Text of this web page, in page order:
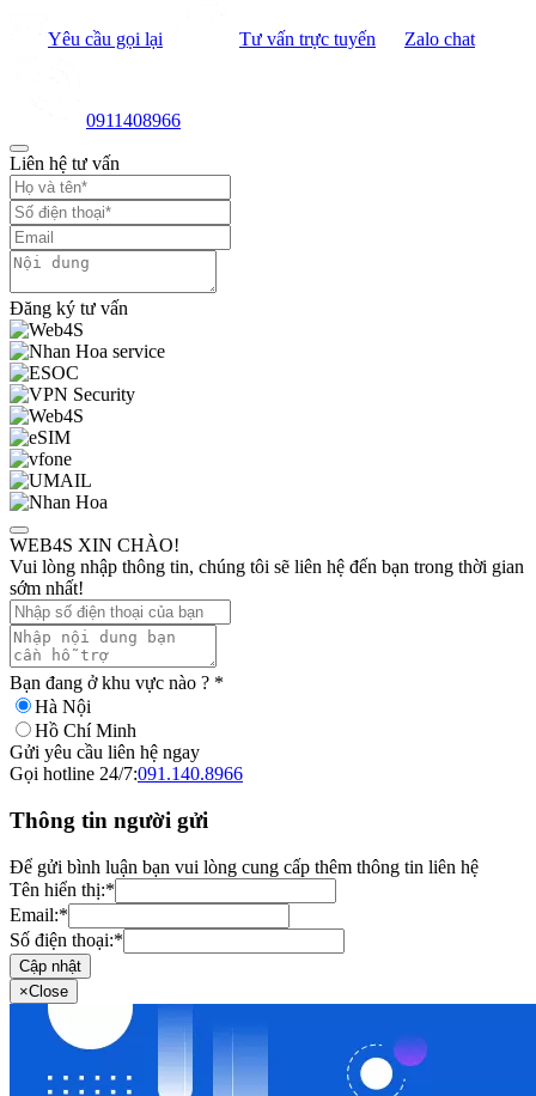
Yêu cầu gọi lại Tư vấn trực tuyến Zalo chat
0911408966
Liên hệ tư vấn
Đăng ký tư vấn
WEB4S XIN CHÀO!
Vui lòng nhập thông tin, chúng tôi sẽ liên hệ đến bạn trong thời gian
sớm nhất!
Bạn đang ở khu vực nào ? *
Hà Nội
Hồ Chí Minh
Gửi yêu cầu liên hệ ngay
Gọi hotline 24/7:091.140.8966
Thông tin người gửi
Để gửi bình luận bạn vui lòng cung cấp thêm thông tin liên hệ
Tên hiển thị:*
Email:*
Số điện thoại:*
Cập nhật
×Close